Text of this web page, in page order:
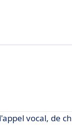
vocal, de